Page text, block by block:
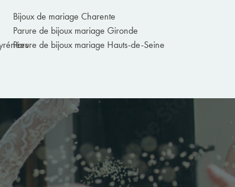
Bijoux de mariage Charente
Parure de bijoux mariage Gironde
Parure de bijoux mariage Hauts-de-Seine